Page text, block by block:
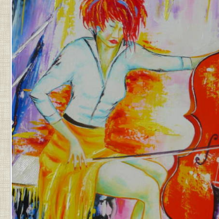
PAR
JEAN-
PIERRE.